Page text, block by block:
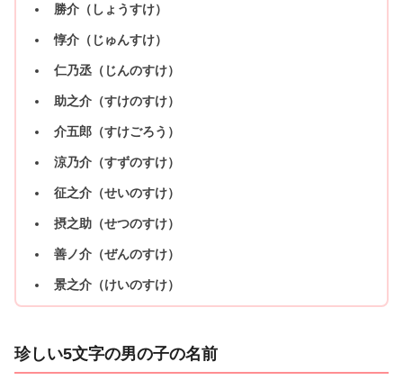
勝介（しょうすけ）
惇介（じゅんすけ）
仁乃丞（じんのすけ）
助之介（すけのすけ）
介五郎（すけごろう）
涼乃介（すずのすけ）
征之介（せいのすけ）
摂之助（せつのすけ）
善ノ介（ぜんのすけ）
景之介（けいのすけ）
珍しい5文字の男の子の名前